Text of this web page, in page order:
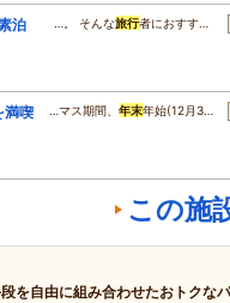
泊
…。 そんな旅行者におすす…
満喫
…マス期間、年末年始(12月3…
この施
を自由に組み合わせたおトクな